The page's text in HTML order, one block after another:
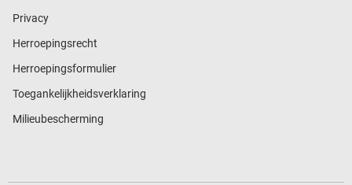
Privacy
Herroepingsrecht
Herroepingsformulier
Toegankelijkheidsverklaring
Milieubescherming